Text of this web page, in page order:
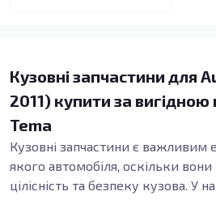
Кузовні запчастини для
2011) купити за
Tema
Кузовні запчастини є важливим
якого автомобіля, оскільки вони
цілісність та безпеку кузова. У